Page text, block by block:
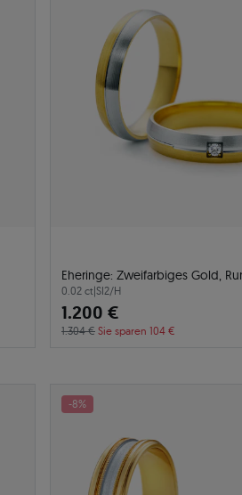
Eheringe: Zweifarbiges Gold,
0.02 ct|SI2/H
1.200 €
1.304 € Sie sparen 104 €
-8%